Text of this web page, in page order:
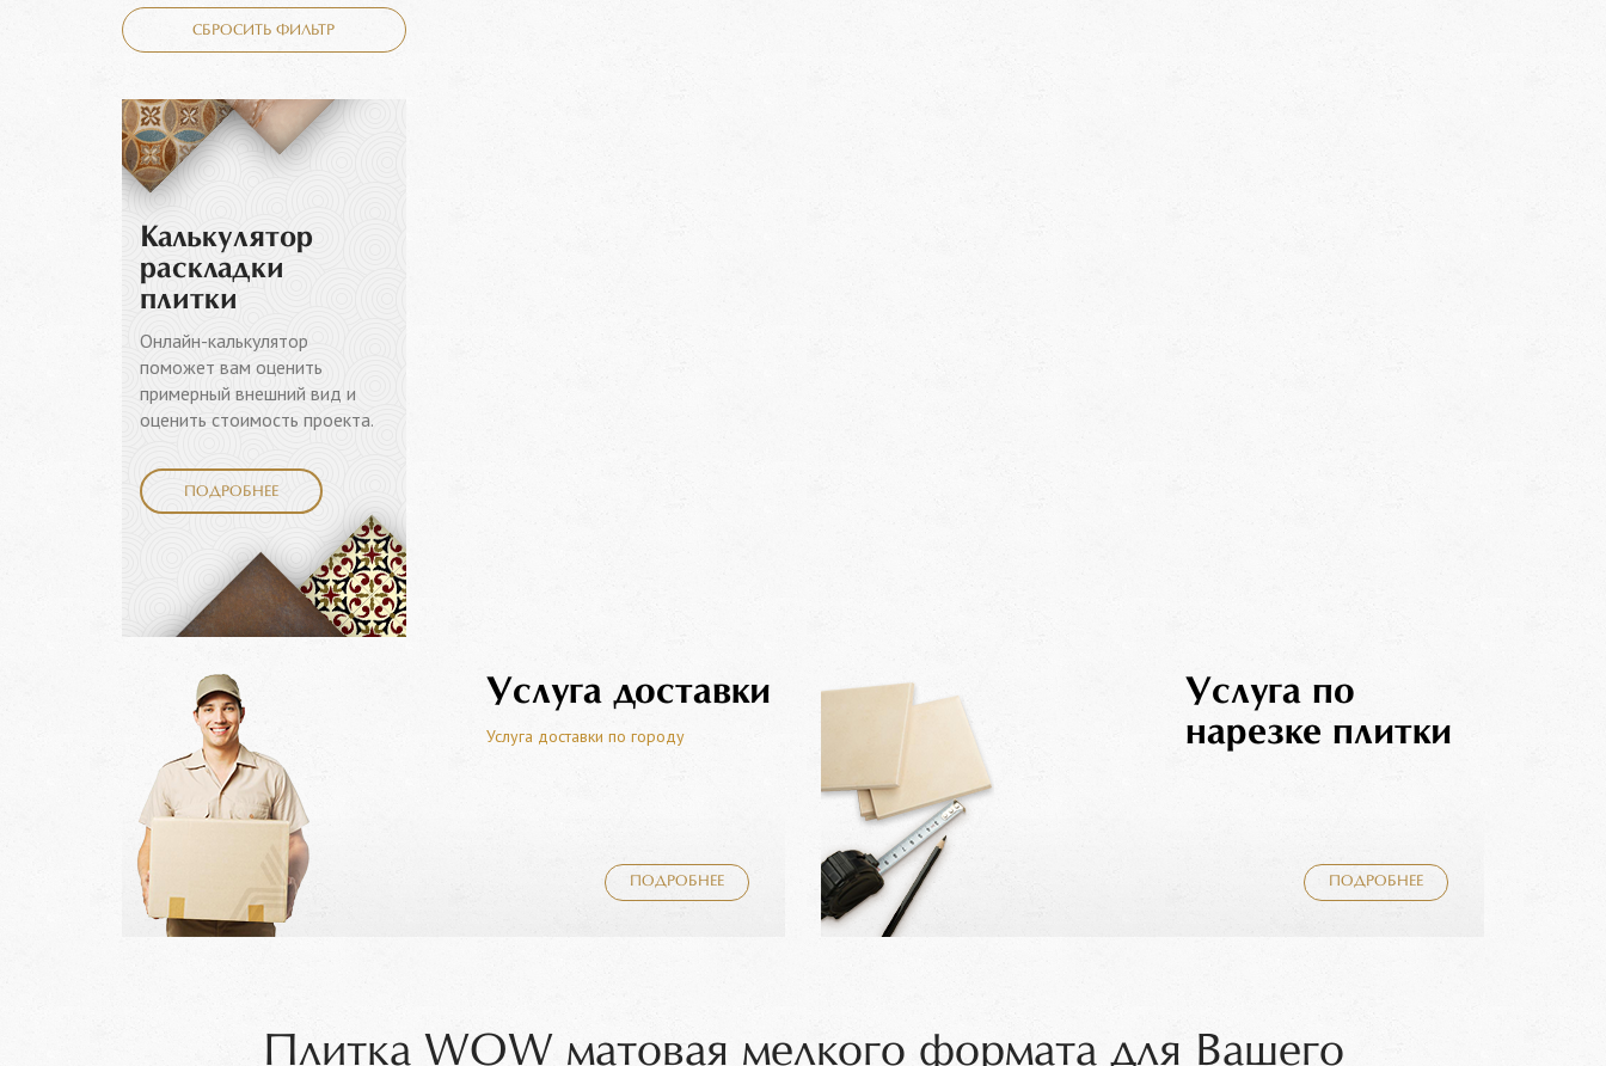
СБРОСИТЬ ФИЛЬТР
Калькулятор
раскладки
плитки
Онлайн-калькулятор
поможет вам оценить
примерный внешний вид и
оценить стоимость проекта.
ПОДРОБНЕЕ
Услуга доставки
Услуга доставки по городу
ПОДРОБНЕЕ
Услуга по
нарезке плитки
ПОДРОБНЕЕ
Плитка WOW матовая мелкого формата для Вашего